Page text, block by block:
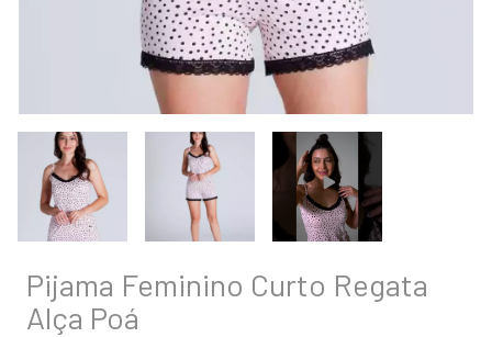
Pijama Feminino Curto Regata
Alça Poá